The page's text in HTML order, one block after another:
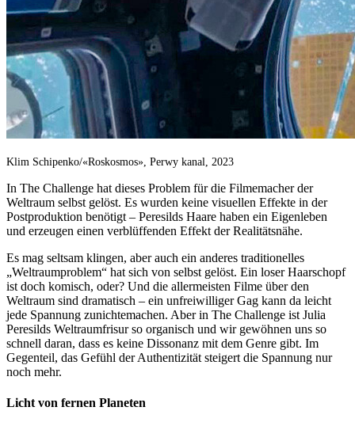
Klim Schipenko/«Roskosmos», Perwy kanal, 2023
In The Challenge hat dieses Problem für die Filmemacher der
Weltraum selbst gelöst. Es wurden keine visuellen Effekte in der
Postproduktion benötigt – Peresilds Haare haben ein Eigenleben
und erzeugen einen verblüffenden Effekt der Realitätsnähe.
Es mag seltsam klingen, aber auch ein anderes traditionelles
„Weltraumproblem“ hat sich von selbst gelöst. Ein loser Haarschopf
ist doch komisch, oder? Und die allermeisten Filme über den
Weltraum sind dramatisch – ein unfreiwilliger Gag kann da leicht
jede Spannung zunichtemachen. Aber in The Challenge ist Julia
Peresilds Weltraumfrisur so organisch und wir gewöhnen uns so
schnell daran, dass es keine Dissonanz mit dem Genre gibt. Im
Gegenteil, das Gefühl der Authentizität steigert die Spannung nur
noch mehr.
Licht von fernen Planeten